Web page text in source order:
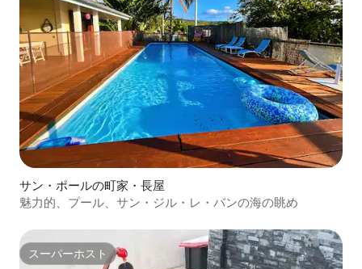
サン・ポールの町家・長屋
魅力的、プール、サン・ジル・レ・バンの海の眺め
スーパーホスト
スーパーホスト